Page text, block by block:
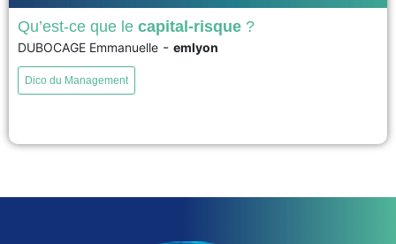
Le capital-risque est un mode financement destiné aux jeunes entreprises
innovantes à fort potentiel de croissance. Il s’agit d’un apport de fonds
propres effectué par des investisseurs spécialisés qui interviennent dans
Qu’est-ce que le capital-risque ?
DUBOCAGE Emmanuelle - emlyon
Dico du Management